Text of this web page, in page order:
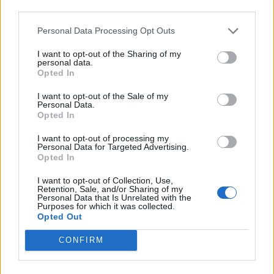
Personal Data Processing Opt Outs
I want to opt-out of the Sharing of my
personal data.
Opted In
I want to opt-out of the Sale of my
Personal Data.
Opted In
I want to opt-out of processing my
Personal Data for Targeted Advertising.
Opted In
I want to opt-out of Collection, Use,
Retention, Sale, and/or Sharing of my
Personal Data that Is Unrelated with the
Purposes for which it was collected.
Opted Out
CONFIRM
е нараснал със 120%
06.08.2026 / 16:30